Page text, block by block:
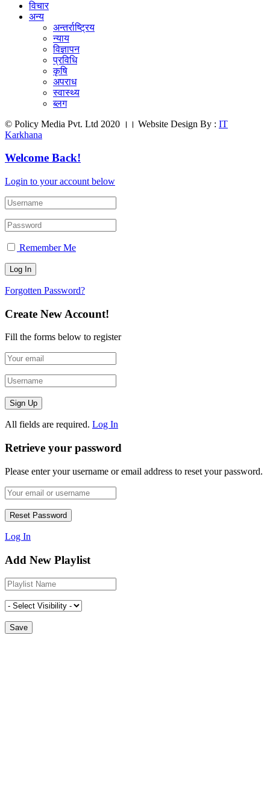
विचार
अन्य
अन्तर्राष्ट्रिय
न्याय
विज्ञापन
प्रविधि
कृषि
अपराध
स्वास्थ्य
ब्लग
© Policy Media Pvt. Ltd 2020 ।। Website Design By : IT
Karkhana
Welcome Back!
Login to your account below
Remember Me
Forgotten Password?
Create New Account!
Fill the forms below to register
All fields are required. Log In
Retrieve your password
Please enter your username or email address to reset your password.
Log In
Add New Playlist